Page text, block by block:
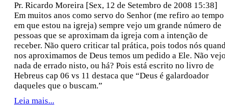
Pr. Ricardo Moreira [Sex, 12 de Setembro de 2008 15:38]
Em muitos anos como servo do Senhor (me refiro ao tempo
em que estou na igreja) sempre vejo um grande número de
pessoas que se aproximam da igreja com a intenção de
receber. Não quero criticar tal prática, pois todos nós
nos aproximamos de Deus temos um pedido a Ele. Não
nada de errado nisto, ou há? Pois está escrito no livro de
Hebreus cap 06 vs 11 destaca que “Deus é galardoador
daqueles que o buscam.”
Leia mais...